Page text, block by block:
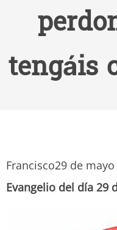
tengáis
Francisco29 de
Evangelio del día 29